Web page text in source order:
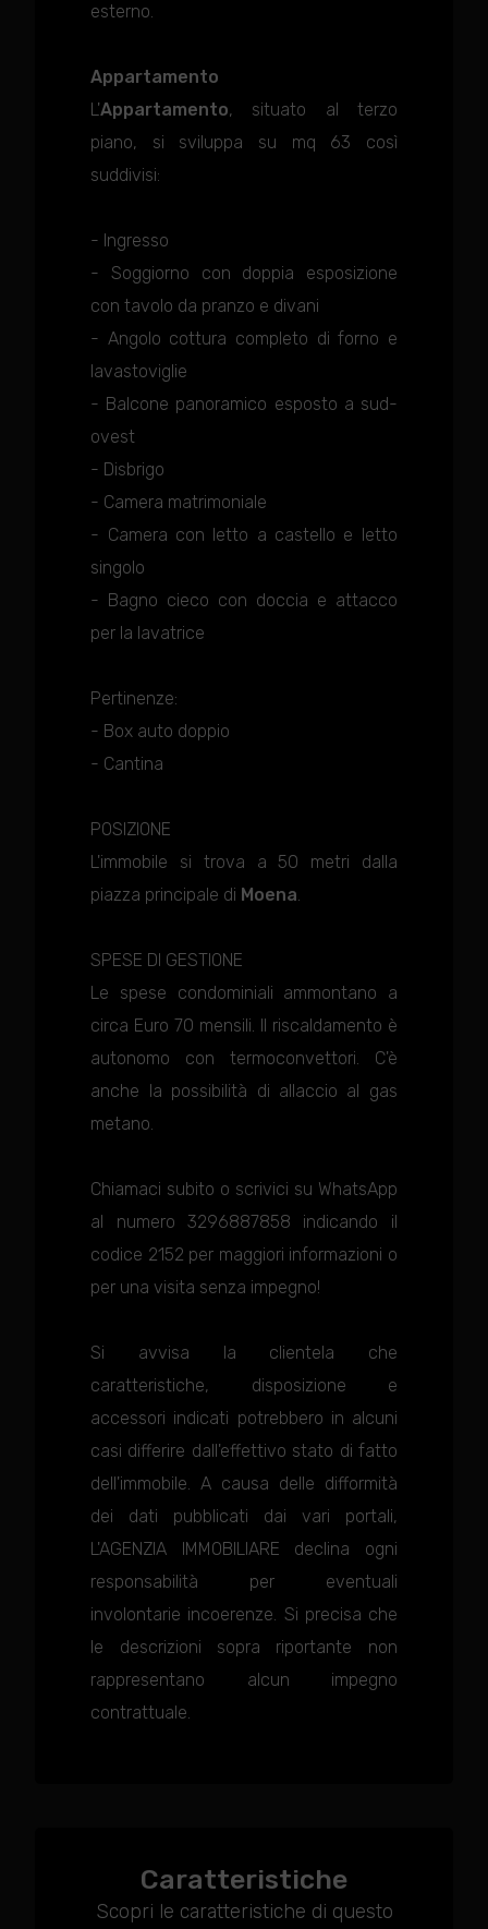
esterno.
Appartamento
L'Appartamento, situato al terzo
piano, si sviluppa su mq 63 così
suddivisi:
- Ingresso
- Soggiorno con doppia esposizione
con tavolo da pranzo e divani
- Angolo cottura completo di forno e
lavastoviglie
- Balcone panoramico esposto a sud-
ovest
- Disbrigo
- Camera matrimoniale
- Camera con letto a castello e letto
singolo
- Bagno cieco con doccia e attacco
per la lavatrice
Pertinenze:
- Box auto doppio
- Cantina
POSIZIONE
L'immobile si trova a 50 metri dalla
piazza principale di Moena.
SPESE DI GESTIONE
Le spese condominiali ammontano a
circa Euro 70 mensili. Il riscaldamento è
autonomo con termoconvettori. C'è
anche la possibilità di allaccio al gas
metano.
Chiamaci subito o scrivici su WhatsApp
al numero 3296887858 indicando il
codice 2152 per maggiori informazioni o
per una visita senza impegno!
Si avvisa la clientela che
caratteristiche, disposizione e
accessori indicati potrebbero in alcuni
casi differire dall'effettivo stato di fatto
dell'immobile. A causa delle difformità
dei dati pubblicati dai vari portali,
L'AGENZIA IMMOBILIARE declina ogni
responsabilità per eventuali
involontarie incoerenze. Si precisa che
le descrizioni sopra riportante non
rappresentano alcun impegno
contrattuale.
Caratteristiche
Scopri le caratteristiche di questo